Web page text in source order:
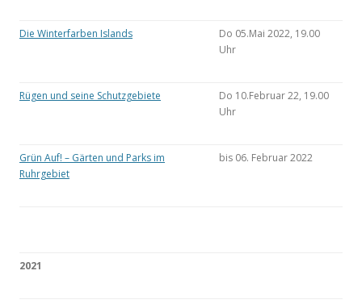
Die Winterfarben Islands
Do 05.Mai 2022, 19.00
Uhr
Rügen und seine Schutzgebiete
Do 10.Februar 22, 19.00
Uhr
Grün Auf! – Gärten und Parks im
Ruhrgebiet
bis 06. Februar 2022
2021